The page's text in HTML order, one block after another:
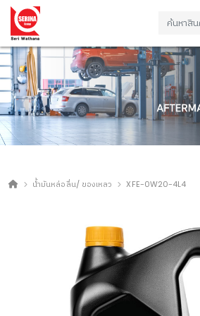
น้ำมันหล่อลื่น/ ของเหลว XFE-0W20-4L4